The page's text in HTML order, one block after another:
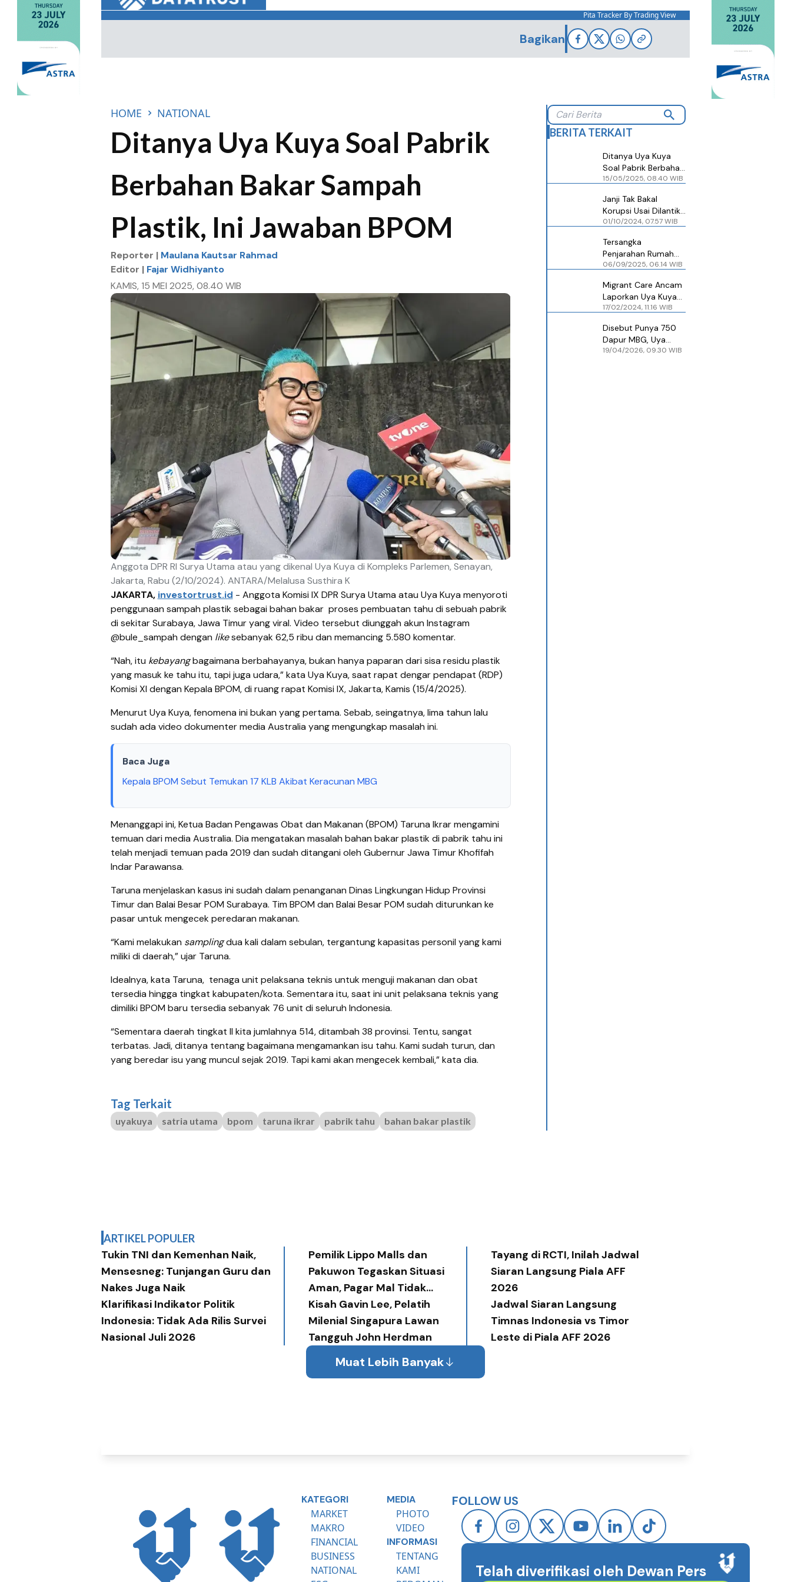
Pita Tracker By Trading View
Bagikan
HOME NATIONAL
Ditanya Uya Kuya Soal Pabrik
Berbahan Bakar Sampah
Plastik, Ini Jawaban BPOM
Reporter | Maulana Kautsar Rahmad
Editor | Fajar Widhiyanto
KAMIS, 15 MEI 2025, 08.40 WIB
Anggota DPR RI Surya Utama atau yang dikenal Uya Kuya di Kompleks Parlemen, Senayan,
Jakarta, Rabu (2/10/2024). ANTARA/Melalusa Susthira K
JAKARTA, investortrust.id - Anggota Komisi IX DPR Surya Utama atau Uya Kuya menyoroti
penggunaan sampah plastik sebagai bahan bakar proses pembuatan tahu di sebuah pabrik
di sekitar Surabaya, Jawa Timur yang viral. Video tersebut diunggah akun Instagram
@bule_sampah dengan likesebanyak 62,5 ribu dan memancing 5.580 komentar.
“Nah, itu kebayangbagaimana berbahayanya, bukan hanya paparan dari sisa residu plastik
yang masuk ke tahu itu, tapi juga udara,” kata Uya Kuya, saat rapat dengar pendapat (RDP)
Komisi XI dengan Kepala BPOM, di ruang rapat Komisi IX, Jakarta, Kamis (15/4/2025).
Menurut Uya Kuya, fenomena ini bukan yang pertama. Sebab, seingatnya, lima tahun lalu
sudah ada video dokumenter media Australia yang mengungkap masalah ini.
Baca Juga
Kepala BPOM Sebut Temukan 17 KLB Akibat Keracunan MBG
Menanggapi ini, Ketua Badan Pengawas Obat dan Makanan (BPOM) Taruna Ikrar mengamini
temuan dari media Australia. Dia mengatakan masalah bahan bakar plastik di pabrik tahu ini
telah menjadi temuan pada 2019 dan sudah ditangani oleh Gubernur Jawa Timur Khofifah
Indar Parawansa.
Taruna menjelaskan kasus ini sudah dalam penanganan Dinas Lingkungan Hidup Provinsi
Timur dan Balai Besar POM Surabaya. Tim BPOM dan Balai Besar POM sudah diturunkan ke
pasar untuk mengecek peredaran makanan.
“Kami melakukan samplingdua kali dalam sebulan, tergantung kapasitas personil yang kami
miliki di daerah,” ujar Taruna.
Idealnya, kata Taruna, tenaga unit pelaksana teknis untuk menguji makanan dan obat
tersedia hingga tingkat kabupaten/kota. Sementara itu, saat ini unit pelaksana teknis yang
dimiliki BPOM baru tersedia sebanyak 76 unit di seluruh Indonesia.
“Sementara daerah tingkat II kita jumlahnya 514, ditambah 38 provinsi. Tentu, sangat
terbatas. Jadi, ditanya tentang bagaimana mengamankan isu tahu. Kami sudah turun, dan
yang beredar isu yang muncul sejak 2019. Tapi kami akan mengecek kembali,” kata dia.
Tag Terkait
uyakuya satria utama bpom taruna ikrar pabrik tahu bahan bakar plastik
BERITA TERKAIT
Ditanya Uya Kuya
Soal Pabrik Berbahan
Bakar Sampah
BPOM
15/05/2025, 08.40 WIB
Janji Tak Bakal
Korupsi Usai Dilantik
Jadi Anggota DPR,
Saya di
Entertainment Baik
01/10/2024, 07.57 WIB
Tersangka
Penjarahan Rumah
Uya Kuya Jadi 12
06/09/2025, 06.14 WIB
Migrant Care Ancam
Laporkan Uya Kuya
ke Bawaslu karena
Pencoblosan
17/02/2024, 11.16 WIB
Disebut Punya 750
Dapur MBG, Uya
Kuya Lapor ke Polda
19/04/2026, 09.30 WIB
ARTIKEL POPULER
Tukin TNI dan Kemenhan Naik,
Mensesneg: Tunjangan Guru dan
Nakes Juga Naik
Pemilik Lippo Malls dan
Pakuwon Tegaskan Situasi
Aman, Pagar Mal Tidak
Diperlukan
Tayang di RCTI, Inilah Jadwal
Siaran Langsung Piala AFF
2026
Klarifikasi Indikator Politik
Indonesia: Tidak Ada Rilis Survei
Nasional Juli 2026
Kisah Gavin Lee, Pelatih
Milenial Singapura Lawan
Tangguh John Herdman
Jadwal Siaran Langsung
Timnas Indonesia vs Timor
Leste di Piala AFF 2026
Muat Lebih Banyak
KATEGORI
MARKET
MAKRO
FINANCIAL
BUSINESS
NATIONAL
MEDIA
PHOTO
VIDEO
INFORMASI
TENTANG
KAMI
FOLLOW US
Telah diverifikasi oleh Dewan Pers